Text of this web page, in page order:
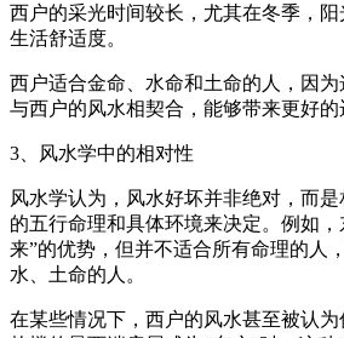
西户的采光时间较长，尤其在冬季，
生活舒适度。
西户适合金命、水命和土命的人，因
与西户的风水相契合，能够带来更好的
3、风水学中的相对性
风水学认为，风水好坏并非绝对，而
的五行命理和具体环境来决定。例如
来”的优势，但并不适合所有命理的人
水、土命的人。
在某些情况下，西户的风水甚至被认